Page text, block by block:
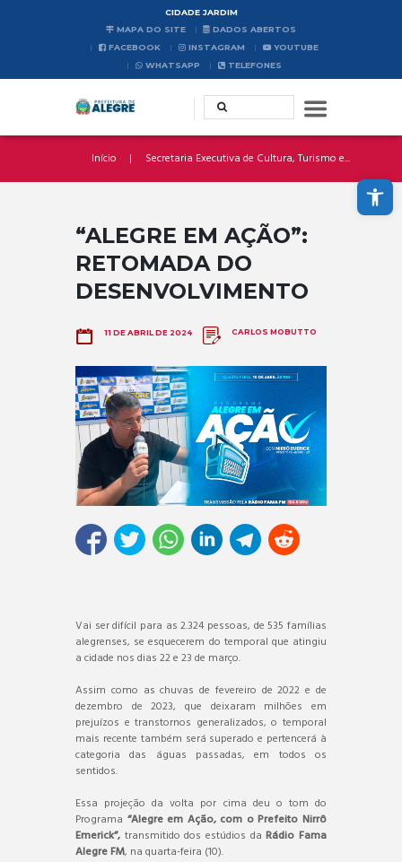
Abrir a barra de ferramentas
CIDADE JARDIM
MAPA DO SITE
DADOS ABERTOS
FACEBOOK
INSTAGRAM
YOUTUBE
WHATSAPP
TELEFONES
Início Secretaria Executiva de Cultura, Turismo e...
“ALEGRE EM AÇÃO”:
RETOMADA DO
DESENVOLVIMENTO
11 DE ABRIL DE 2024 CARLOS MOBUTTO
Vai ser difícil para as 2.324 pessoas, de 535 famílias
alegrenses, se esquecerem do temporal que atingiu
a cidade nos dias 22 e 23 de março.
Assim como as chuvas de fevereiro de 2022 e de
dezembro de 2023, que deixaram milhões em
prejuízos e transtornos generalizados, o temporal
mais recente também será superado e pertencerá à
categoria das águas passadas, em todos os
sentidos.
Essa projeção da volta por cima deu o tom do
Programa “Alegre em Ação, com o Prefeito Nirrô
Emerick”, transmitido dos estúdios daRádio Fama
Alegre FM, na quarta-feira (10).